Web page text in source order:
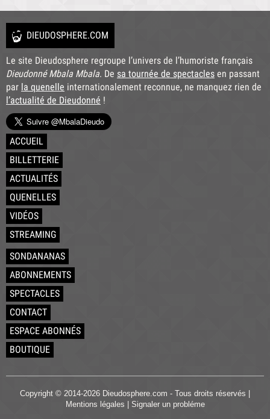
DIEUDOSPHERE.COM
Le site Dieudosphere regroupe l’univers de l’humoriste français
Dieudonné Mbala Mbala. De sa tournée de spectacles en passant
par la quenelle internationalement reconnue, ne manquez rien de
l’actualité de Dieudonné !
ACCUEIL
BILLETTERIE
ACTUALITÉS
QUENELLES
VIDÉOS
STREAMING
SONDANANAS
ABONNEMENTS
SPECTACLES
CONTACT
ESPACE ABONNÉS
BOUTIQUE
Copyright © 2014-2026 Dieudosphere.com - Tous droits réservés |
Mentions légales
Signaler un probléme